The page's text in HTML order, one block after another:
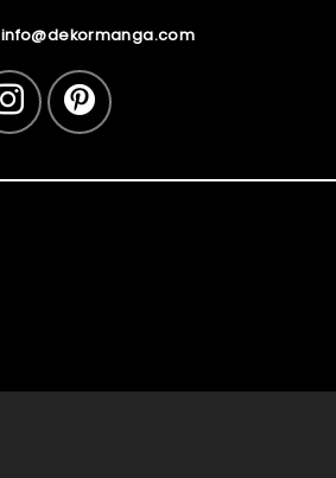
info@dekormanga.com